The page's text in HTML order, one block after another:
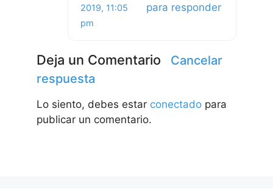
2019, 11:05
pm
para responder
Deja un Comentario
Cancelar
respuesta
Lo siento, debes estar conectado para
publicar un comentario.